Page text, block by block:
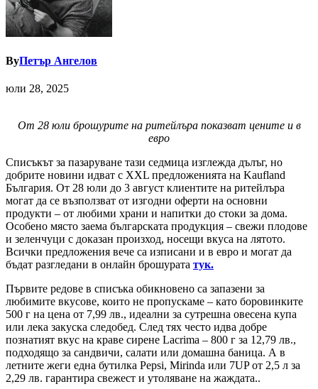
ByПетър Ангелов
юли 28, 2025
От 28 юли брошурите на ритейлъра показват цените и в
евро
Списъкът за пазаруване тази седмица изглежда дълъг, но
добрите новини идват с XXL предложенията на Kaufland
България. От 28 юли до 3 август клиентите на ритейлъра
могат да се възползват от изгодни оферти на основни
продукти – от любими храни и напитки до стоки за дома.
Особено място заема българската продукция – свежи плодове
и зеленчуци с доказан произход, носещи вкуса на лятото.
Всички предложения вече са изписани и в евро и могат да
бъдат разгледани в онлайн брошурата тук.
Първите редове в списъка обикновено са запазени за
любимите вкусове, които не пропускаме – като боровинките
500 г на цена от 7,99 лв., идеални за сутрешна овесена купа
или лека закуска следобед. След тях често идва добре
познатият вкус на краве сирене Lacrima – 800 г за 12,79 лв.,
подходящо за сандвичи, салати или домашна баница. А в
летните жеги една бутилка Pepsi, Mirinda или 7UP от 2,5 л за
2,29 лв. гарантира свежест и утоляване на жаждата..